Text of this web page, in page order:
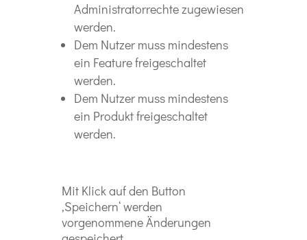
Administratorrechte zugewiesen
werden.
Dem Nutzer muss mindestens
ein Feature freigeschaltet
werden.
Dem Nutzer muss mindestens
ein Produkt freigeschaltet
werden.
Mit Klick auf den Button
‚Speichern‘ werden
vorgenommene Änderungen